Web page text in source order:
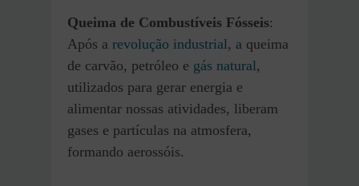
Queima de Combustíveis Fósseis:
Após a revolução industrial, a queima
de carvão, petróleo e gás natural,
utilizados para gerar energia e
alimentar nossas atividades, liberam
gases e partículas na atmosfera,
formando aerossóis.